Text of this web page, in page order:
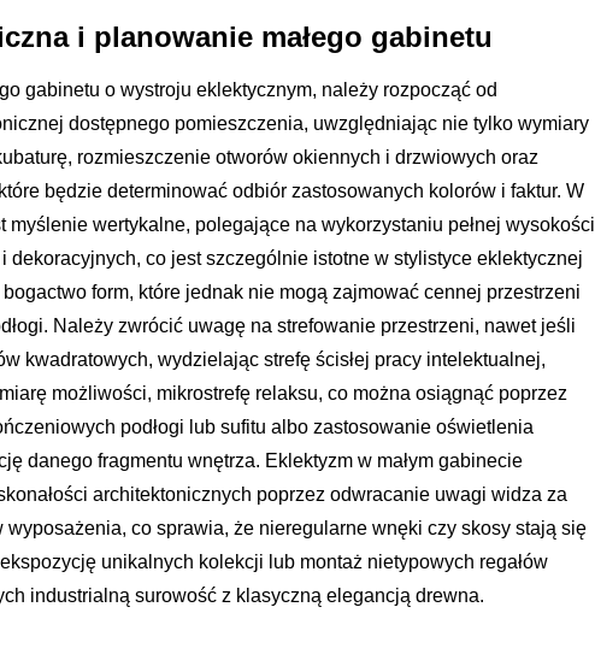
i planowanie małego gabinetu
gabinetu o wystroju eklektycznym, należy rozpocząć od
dostępnego pomieszczenia, uwzględniając nie tylko wymiary
rozmieszczenie otworów okiennych i drzwiowych oraz
będzie determinować odbiór zastosowanych kolorów i faktur. W
myślenie wertykalne, polegające na wykorzystaniu pełnej wysokości
dekoracyjnych, co jest szczególnie istotne w stylistyce eklektycznej
form, które jednak nie mogą zajmować cennej przestrzeni
Należy zwrócić uwagę na strefowanie przestrzeni, nawet jeśli
kwadratowych, wydzielając strefę ścisłej pracy intelektualnej,
możliwości, mikrostrefę relaksu, co można osiągnąć poprzez
podłogi lub sufitu albo zastosowanie oświetlenia
danego fragmentu wnętrza. Eklektyzm w małym gabinecie
architektonicznych poprzez odwracanie uwagi widza za
co sprawia, że nieregularne wnęki czy skosy stają się
unikalnych kolekcji lub montaż nietypowych regałów
industrialną surowość z klasyczną elegancją drewna.